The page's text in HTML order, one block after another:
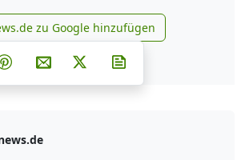
news.de zu Google
zu Google hinzufügen
Teilen auf Facebook
Teilen auf Whatsapp
Teilen auf Telegram
Teilen auf Pinterest
Per E-Mail teilen
Post auf X